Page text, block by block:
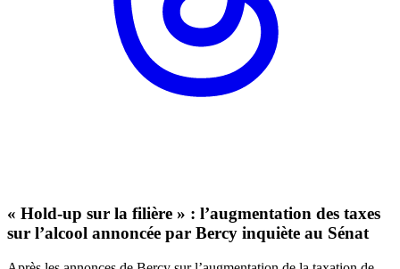
« Hold-up sur la filière » : l’augmentation des taxes
sur l’alcool annoncée par Bercy inquiète au Sénat